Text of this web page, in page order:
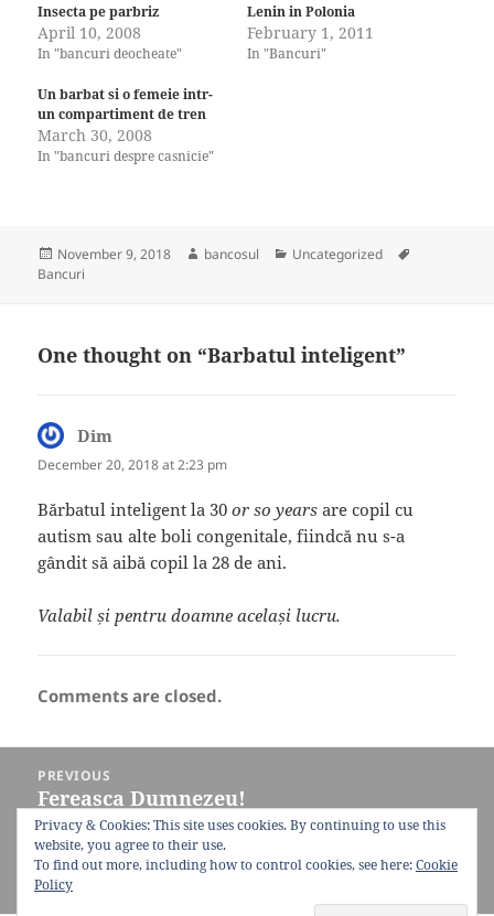
Insecta pe parbriz
April 10, 2008
In "bancuri deocheate"
Lenin in Polonia
February 1, 2011
In "Bancuri"
Un barbat si o femeie intr-
un compartiment de tren
March 30, 2008
In "bancuri despre casnicie"
Posted
on
November 9, 2018 Author
bancosul Categories
Uncategorized
Bancuri
One thought on “Barbatul inteligent”
Dim
December 20, 2018 at 2:23 pm
Bărbatul inteligent la 30or so years are copil cu
autism sau alte boli congenitale, fiindcă nu s-a
gândit să aibă copil la 28 de ani.
Valabil și pentru doamne același lucru.
Comments are closed.
navigation
PREVIOUS
Previous
post:
Fereasca Dumnezeu!
NEXT
Next
Student exchange
Privacy & Cookies: This site uses cookies. By continuing to use this
website, you agree to their use.
To find out more, including how to control cookies, see here:Cookie
Policy